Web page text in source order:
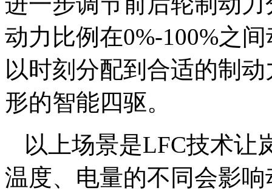
动力比例在0%-100%之
以时刻分配到合适的制
形的智能四驱。
以上场景是LFC技术让
温度、电量的不同会影